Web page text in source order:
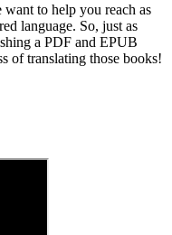
want to help you reach as
language. So, just as
a PDF and EPUB
of translating those books!